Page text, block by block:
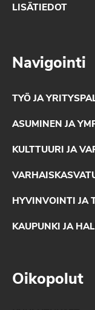
LISÄTIEDOT
Navigointi
TYÖ JA
ASUMINEN JA
KULTTUURI JA
HYVINVOINTI JA
KAUPUNKI JA
Oikopolut